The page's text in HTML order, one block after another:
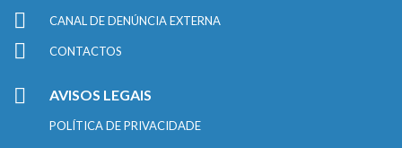
CANAL DE DENÚNCIA EXTERNA
CONTACTOS
AVISOS LEGAIS
POLÍTICA DE PRIVACIDADE